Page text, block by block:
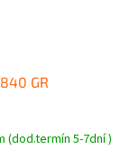
GR
(dod.termín 5-7dní )